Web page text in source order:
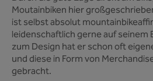
Moutainbiken hier
ist selbst absolut
leidenschaftlich gerne auf seinem
zum Design hat er schon oft
und diese in Form von
gebracht.